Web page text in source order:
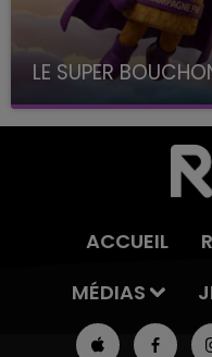
LE SUPER
avec La Famille
ACCUEIL
MÉDIAS